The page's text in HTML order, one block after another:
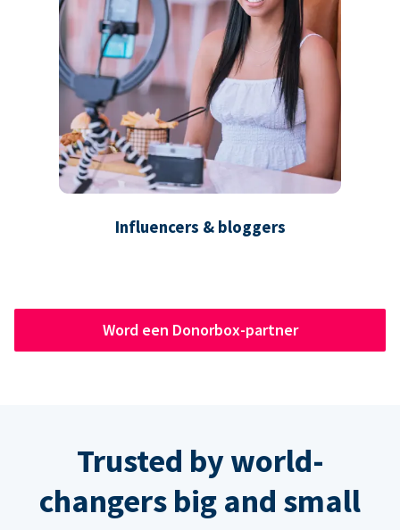
Influencers & bloggers
Word een Donorbox-partner
Trusted by world-
changers big and small